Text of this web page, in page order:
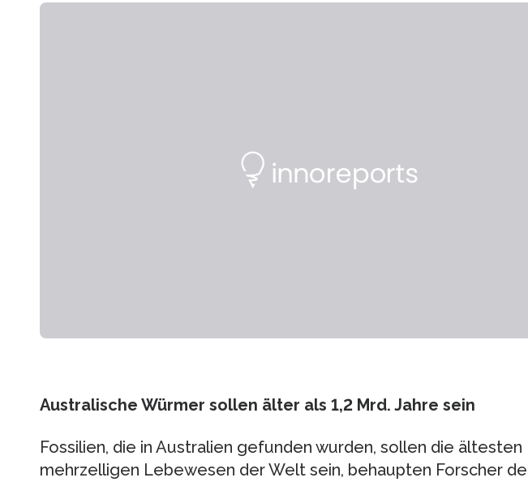
Australische Würmer sollen älter als 1,2 Mrd. Jahre sein
Fossilien, die in Australien gefunden wurden, sollen die ältesten
mehrzelligen Lebewesen der Welt sein, behaupten Forscher